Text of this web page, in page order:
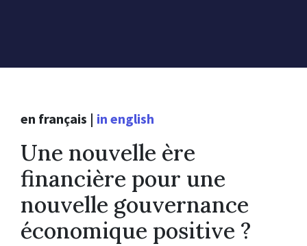
en français | in english
Une nouvelle ère
financière pour une
nouvelle gouvernance
économique positive ?